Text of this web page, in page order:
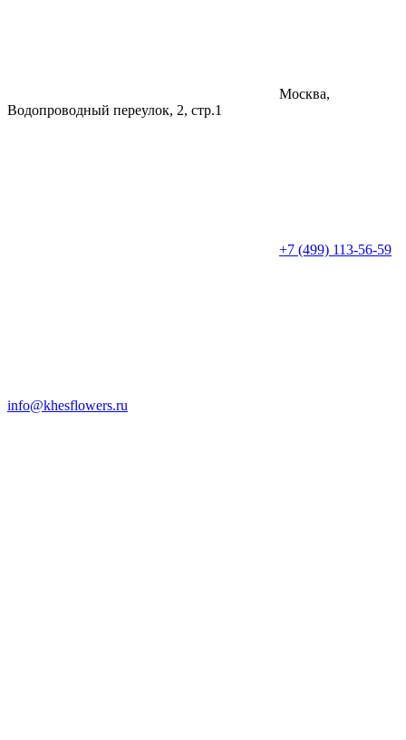
Москва,
Водопроводный переулок, 2, стр.1
+7 (499) 113-56-59
info@khesflowers.ru